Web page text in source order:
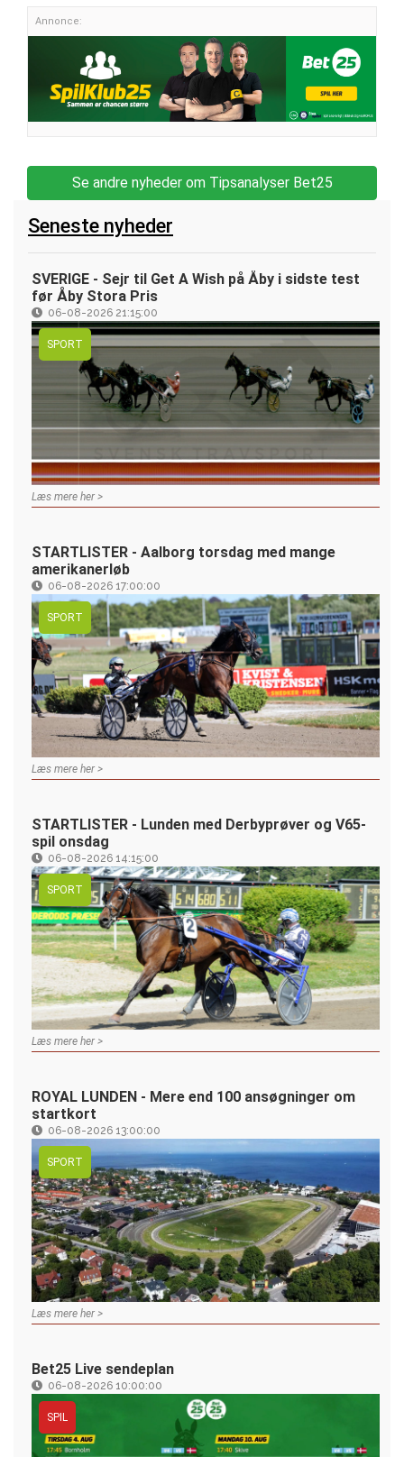
Annonce:
Se andre nyheder om Tipsanalyser Bet25
Seneste nyheder
SVERIGE - Sejr til Get A Wish på Åby i sidste test
før Åby Stora Pris
06-08-2026 21:15:00
SPORT
Læs mere her >
STARTLISTER - Aalborg torsdag med mange
amerikanerløb
06-08-2026 17:00:00
SPORT
Læs mere her >
STARTLISTER - Lunden med Derbyprøver og V65-
spil onsdag
06-08-2026 14:15:00
SPORT
Læs mere her >
ROYAL LUNDEN - Mere end 100 ansøgninger om
startkort
06-08-2026 13:00:00
SPORT
Læs mere her >
Bet25 Live sendeplan
06-08-2026 10:00:00
SPIL